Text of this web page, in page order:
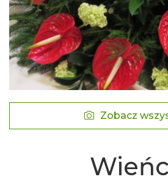
Zobacz